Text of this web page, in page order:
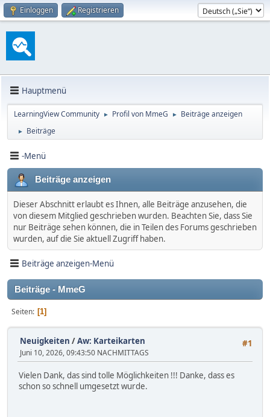
Einloggen Registrieren
Hauptmenü
LearningView Community ► Profil von MmeG ► Beiträge anzeigen
► Beiträge
-Menü
Beiträge anzeigen
Dieser Abschnitt erlaubt es Ihnen, alle Beiträge anzusehen, die
von diesem Mitglied geschrieben wurden. Beachten Sie, dass Sie
nur Beiträge sehen können, die in Teilen des Forums geschrieben
wurden, auf die Sie aktuell Zugriff haben.
Beiträge anzeigen-Menü
Beiträge - MmeG
Seiten 1
#1
Neuigkeiten /Aw: Karteikarten
Juni 10, 2026, 09:43:50 NACHMITTAGS
Vielen Dank, das sind tolle Möglichkeiten !!! Danke, dass es
schon so schnell umgesetzt wurde.